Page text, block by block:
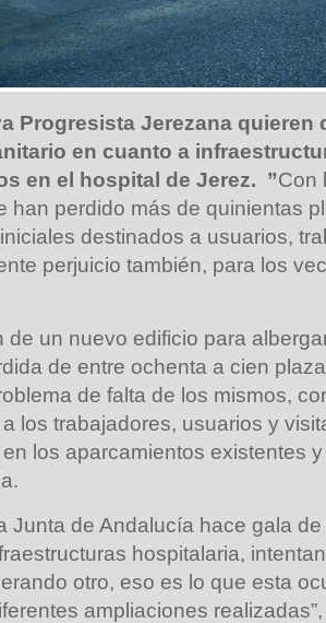
Progresista Jerezana quieren
en cuanto a
en el hospital de Jerez. ”Con
han perdido más de quinientas
destinados a usuarios,
perjuicio también, para los
de un nuevo edificio para
de entre ochenta a cien
de falta de los mismos,
los trabajadores, usuarios y
los aparcamientos existentes
Junta de Andalucía hace gala
hospitalaria,
otro, eso es lo que esta
ampliaciones